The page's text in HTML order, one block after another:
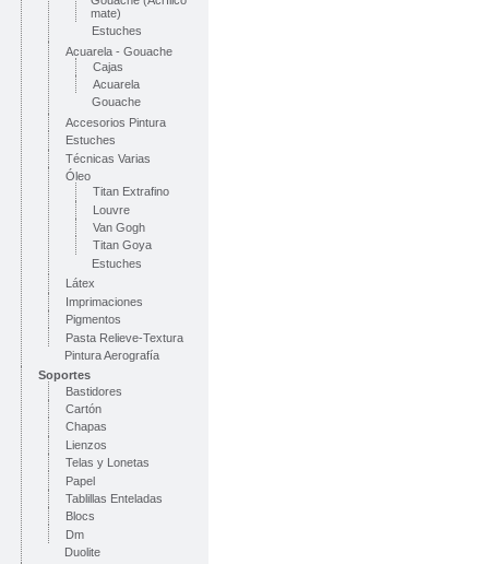
mate)
Estuches
Acuarela - Gouache
Cajas
Acuarela
Gouache
Accesorios Pintura
Estuches
Técnicas Varias
Óleo
Titan Extrafino
Louvre
Van Gogh
Titan Goya
Estuches
Látex
Imprimaciones
Pigmentos
Pasta Relieve-Textura
Pintura Aerografía
Soportes
Bastidores
Cartón
Chapas
Lienzos
Telas y Lonetas
Papel
Tablillas Enteladas
Blocs
Dm
Duolite